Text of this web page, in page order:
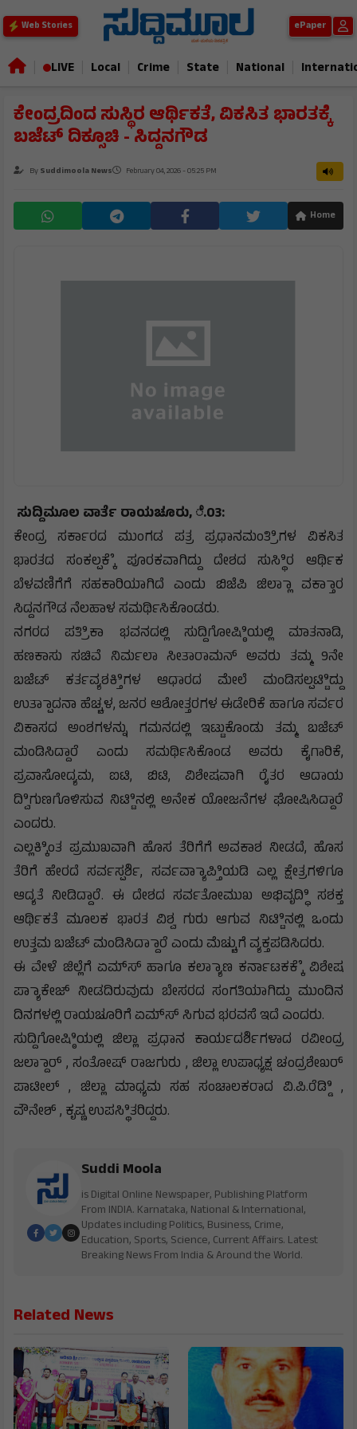
Web Stories ePaper
LIVE Local Crime State National
ಕೇಂದ್ರದಿಂದ ಸುಸ್ಥಿರ ಆರ್ಥಿಕತೆ, ವಿಕಸಿತ ಭಾರತಕ್ಕೆ
ಬಜೆಟ್ ದಿಕ್ಸೂಚಿ - ಸಿದ್ದನಗೌಡ
BySuddimoola News February 04, 2026 - 05:25 PM
Home
ಸುದ್ದಿಮೂಲ ವಾರ್ತೆ ರಾಯಚೂರು, ೆ.03:
ಕೇಂದ್ರ ಸರ್ಕಾರದ ಮುಂಗಡ ಪತ್ರ ಪ್ರಧಾನಮಂತ್ರಿಿಗಳ ವಿಕಸಿತ
ಭಾರತದ ಸಂಕಲ್ಪಕ್ಕೆೆ ಪೂರಕವಾಗಿದ್ದು ದೇಶದ ಸುಸ್ಥಿಿರ ಆರ್ಥಿಕ
ಬೆಳವಣಿಗೆಗೆ ಸಹಕಾರಿಯಾಗಿದೆ ಎಂದು ಬಿಜೆಪಿ ಜಿಲ್ಲಾಾ ವಕ್ತಾಾರ
ಸಿದ್ದನಗೌಡ ನೆಲಹಾಳ ಸಮರ್ಥಿಸಿಕೊಂಡರು.
ನಗರದ ಪತ್ರಿಿಕಾ ಭವನದಲ್ಲಿ ಸುದ್ದಿಗೋಷ್ಠಿಿಯಲ್ಲಿ ಮಾತನಾಡಿ,
ಹಣಕಾಸು ಸಚಿವೆ ನಿರ್ಮಲಾ ಸೀತಾರಾಮನ್ ಅವರು ತಮ್ಮ 9ನೇ
ಬಜೆಟ್ ಕರ್ತವ್ಯಶಕ್ತಿಿಗಳ ಆಧಾರದ ಮೇಲೆ ಮಂಡಿಸಲ್ಪಟ್ಟಿಿದ್ದು
ಉತ್ಪಾಾದನಾ ಹೆಚ್ಚಳ, ಜನರ ಆಶೋತ್ತರಗಳ ಈಡೇರಿಕೆ ಹಾಗೂ ಸರ್ವರ
ವಿಕಾಸದ ಅಂಶಗಳನ್ನು ಗಮನದಲ್ಲಿ ಇಟ್ಟುಕೊಂಡು ತಮ್ಮ ಬಜೆಟ್
ಮಂಡಿಸಿದ್ದಾರೆ ಎಂದು ಸಮರ್ಥಿಸಿಕೊಂಡ ಅವರು ಕೈಗಾರಿಕೆ,
ಪ್ರವಾಸೋದ್ಯಮ, ಐಟಿ, ಬಿಟಿ, ವಿಶೇಷವಾಗಿ ರೈತರ ಆದಾಯ
ದ್ವಿಿಗುಣಗೊಳಿಸುವ ನಿಟ್ಟಿಿನಲ್ಲಿ ಅನೇಕ ಯೋಜನೆಗಳ ಘೋಷಿಸಿದ್ದಾರೆ
ಎಂದರು.
ಎಲ್ಲಕ್ಕಿಿಂತ ಪ್ರಮುಖವಾಗಿ ಹೊಸ ತೆರಿಗೆಗೆ ಅವಕಾಶ ನೀಡದೆ, ಹೊಸ
ತೆರಿಗೆ ಹೇರದೆ ಸರ್ವಸ್ಪರ್ಶಿ, ಸರ್ವವ್ಯಾಾಪ್ತಿಿಯಡಿ ಎಲ್ಲ ಕ್ಷೇತ್ರಗಳಿಗೂ
ಆದ್ಯತೆ ನೀಡಿದ್ದಾರೆ. ಈ ದೇಶದ ಸರ್ವತೋಮುಖ ಅಭಿವೃದ್ಧಿಿ ಸಶಕ್ತ
ಆರ್ಥಿಕತೆ ಮೂಲಕ ಭಾರತ ವಿಶ್ವ ಗುರು ಆಗುವ ನಿಟ್ಟಿಿನಲ್ಲಿ ಒಂದು
ಉತ್ತಮ ಬಜೆಟ್ ಮಂಡಿಸಿದ್ದಾಾರೆ ಎಂದು ಮೆಚ್ಚುಗೆ ವ್ಯಕ್ತಪಡಿಸಿದರು.
ಈ ವೇಳೆ ಜಿಲ್ಲೆಗೆ ಏಮ್‌ಸ್‌ ಹಾಗೂ ಕಲ್ಯಾಾಣ ಕರ್ನಾಟಕಕ್ಕೆೆ ವಿಶೇಷ
ಪ್ಯಾಾಕೇಜ್ ನೀಡದಿರುವುದು ಬೇಸರದ ಸಂಗತಿಯಾಗಿದ್ದು ಮುಂದಿನ
ದಿನಗಳಲ್ಲಿ ರಾಯಚೂರಿಗೆ ಏಮ್‌ಸ್‌ ಸಿಗುವ ಭರವಸೆ ಇದೆ ಎಂದರು.
ಸುದ್ದಿಗೋಷ್ಠಿಿಯಲ್ಲಿ ಜಿಲ್ಲಾ ಪ್ರಧಾನ ಕಾರ್ಯದರ್ಶಿಗಳಾದ ರವೀಂದ್ರ
ಜಲ್ದಾಾರ್ , ಸಂತೋಷ್ ರಾಜಗುರು , ಜಿಲ್ಲಾ ಉಪಾಧ್ಯಕ್ಷ ಚಂದ್ರಶೇಖರ್
ಪಾಟೀಲ್ , ಜಿಲ್ಲಾ ಮಾಧ್ಯಮ ಸಹ ಸಂಚಾಲಕರಾದ ವಿ.ಪಿ.ರೆಡ್ಡಿಿ ,
ವೌನೇಶ್ , ಕೃಷ್ಣ ಉಪಸ್ಥಿಿತರಿದ್ದರು.
Suddi Moola
is Digital Online Newspaper, Publishing Platform
From INDIA. Karnataka, National & International,
Updates including Politics, Business, Crime,
Education, Sports, Science, Current Affairs. Latest
Breaking News From India & Around the World.
Related News